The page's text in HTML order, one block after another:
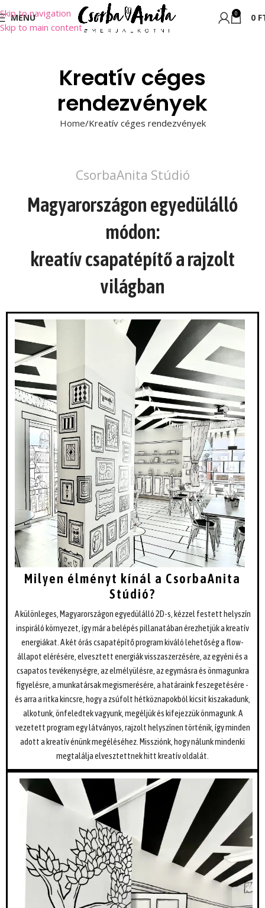
Skip to navigation
Skip to main content
MENU 0 0
Kreatív céges
rendezvények
Home Kreatív céges rendezvények
CsorbaAnita Stúdió
Magyarországon egyedülálló
módon:
kreatív csapatépítő a rajzolt
világban
Milyen élményt kínál a CsorbaAnita
Stúdió?
A különleges, Magyarországon egyedülálló 2D-s, kézzel festett helyszín
inspiráló környezet, így már a belépés pillanatában érezhetjük a kreatív
energiákat. A két órás csapatépítő program kiváló lehetőség a flow-
állapot elérésére, elvesztett energiák visszaszerzésére, az egyéni és a
csapatos tevékenységre, az elmélyülésre, az egymásra és önmagunkra
figyelésre, a munkatársak megismerésére, a határaink feszegetésére -
és arra a ritka kincsre, hogy a zsúfolt hétköznapokból kicsit kiszakadunk,
alkotunk, önfeledtek vagyunk, megéljük és kifejezzük önmagunk. A
vezetett program egy látványos, rajzolt helyszínen történik, így minden
adott a kreatív énünk megéléséhez. Missziónk, hogy nálunk mindenki
megtalálja elvesztettnek hitt kreatív oldalát.